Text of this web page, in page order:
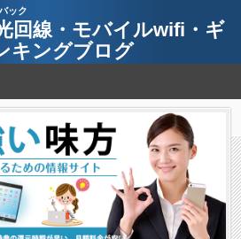
ック
回線・モバイルwifi・ギ
キングブログ